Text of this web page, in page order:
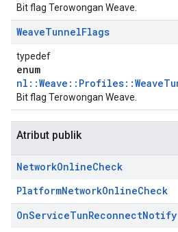
Bit flag Terowongan Weave.
WeaveTunnelFlags
typedef
enum
Bit flag Terowongan Weave.
Atribut publik
NetworkOnlineCheck
PlatformNetworkOnlineCheck
OnServiceTunReconnectNotify